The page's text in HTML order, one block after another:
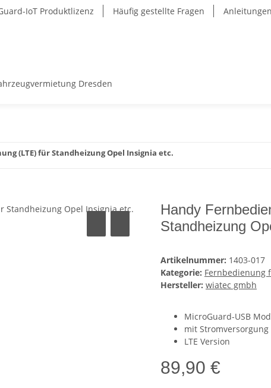
IoT Produktlizenz Häufig gestellte Fragen
Dresden
(LTE) für Standheizung Opel Insignia etc.
Handy
Standheizung
Artikelnummer: 1403-017
Kategorie: Fernbedienung
Hersteller: wiatec gmbh
MicroGuard-USB
mit Stromversorgung
LTE Version
89,90 €